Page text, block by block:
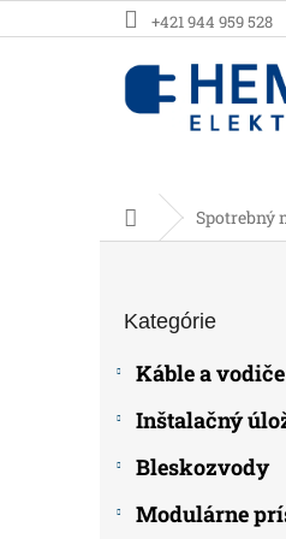
na
+421 944 959 528
DomovSpotrebný
kategórie
Kategórie
Káble a vodiče
Inštalačný
Bleskozvody
Modulárne